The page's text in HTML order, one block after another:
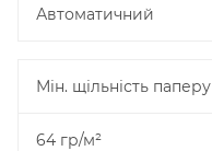
Автоматичний
Мін. щільність паперу
64 гр/м²